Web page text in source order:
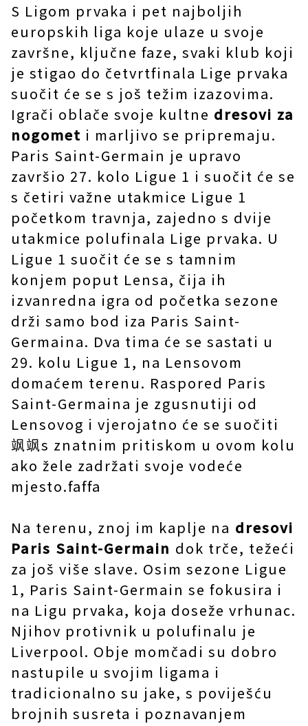
S Ligom prvaka i pet najboljih
europskih liga koje ulaze u svoje
završne, ključne faze, svaki klub koji
je stigao do četvrtfinala Lige prvaka
suočit će se s još težim izazovima.
Igrači oblače svoje kultne dresovi za
nogomet i marljivo se pripremaju.
Paris Saint-Germain je upravo
završio 27. kolo Ligue 1 i suočit će se
s četiri važne utakmice Ligue 1
početkom travnja, zajedno s dvije
utakmice polufinala Lige prvaka. U
Ligue 1 suočit će se s tamnim
konjem poput Lensa, čija ih
izvanredna igra od početka sezone
drži samo bod iza Paris Saint-
Germaina. Dva tima će se sastati u
29. kolu Ligue 1, na Lensovom
domaćem terenu. Raspored Paris
Saint-Germaina je zgusnutiji od
Lensovog i vjerojatno će se suočiti
飒飒s znatnim pritiskom u ovom kolu
ako žele zadržati svoje vodeće
mjesto.faffa
Na terenu, znoj im kaplje na dresovi
Paris Saint-Germain dok trče, težeći
za još više slave. Osim sezone Ligue
1, Paris Saint-Germain se fokusira i
na Ligu prvaka, koja doseže vrhunac.
Njihov protivnik u polufinalu je
Liverpool. Obje momčadi su dobro
nastupile u svojim ligama i
tradicionalno su jake, s poviješću
brojnih susreta i poznavanjem